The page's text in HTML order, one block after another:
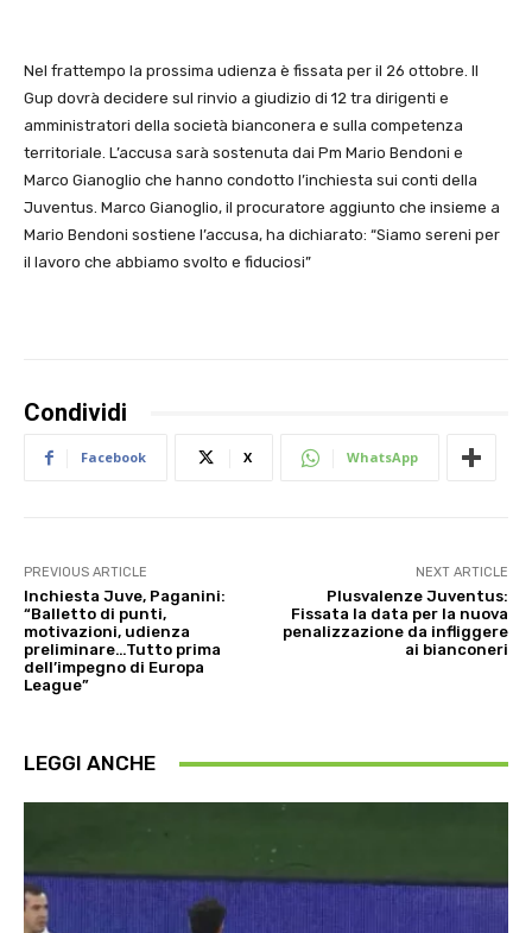
Nel frattempo la prossima udienza è fissata per il 26 ottobre. Il
Gup dovrà decidere sul rinvio a giudizio di 12 tra dirigenti e
amministratori della società bianconera e sulla competenza
territoriale. L’accusa sarà sostenuta dai Pm Mario Bendoni e
Marco Gianoglio che hanno condotto l’inchiesta sui conti della
Juventus. Marco Gianoglio, il procuratore aggiunto che insieme a
Mario Bendoni sostiene l’accusa, ha dichiarato: “Siamo sereni per
il lavoro che abbiamo svolto e fiduciosi”
Condividi
Facebook X WhatsApp
PREVIOUS ARTICLE
Inchiesta Juve, Paganini:
“Balletto di punti,
motivazioni, udienza
preliminare…Tutto prima
dell’impegno di Europa
League”
NEXT ARTICLE
Plusvalenze Juventus:
Fissata la data per la nuova
penalizzazione da infliggere
ai bianconeri
LEGGI ANCHE